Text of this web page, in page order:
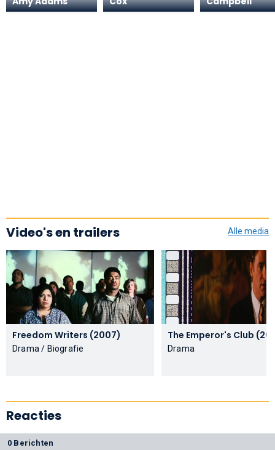
Video's en trailers Alle media
Freedom Writers (2007)
Drama / Biografie
The
Drama
Reacties
0 Berichten